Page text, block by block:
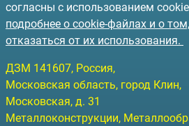
согласны с использованием
подробнее о cookie-файлах и о
отказаться от их использования.
ДЗМ 141607, Россия,
Московская область, город Клин,
Московская, д. 31
Металлоконструкции,